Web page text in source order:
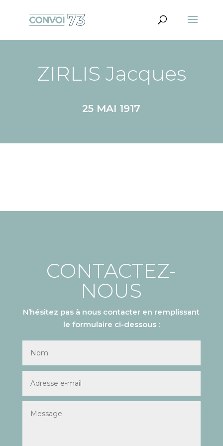
ZIRLIS Jacques
25 MAI 1917
CONTACTEZ-
NOUS
N’hésitez pas à nous contacter en remplissant
le formulaire ci-dessous :